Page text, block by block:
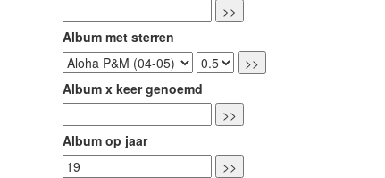
Album met sterren
Album x keer genoemd
Album op jaar